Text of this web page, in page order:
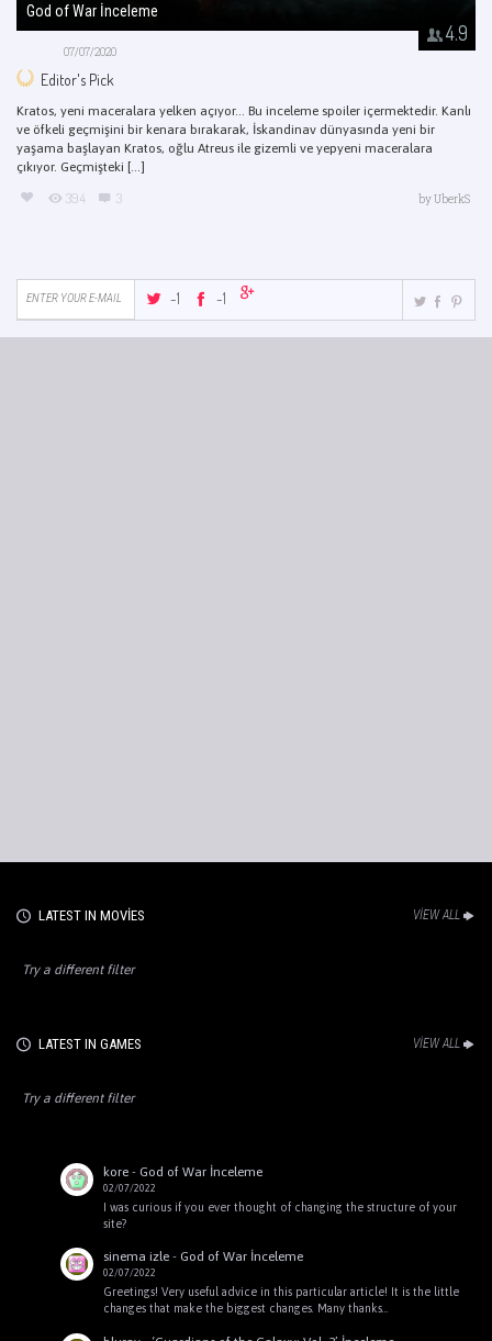
4.9
God of War İnceleme
07/07/2020
Editor's Pick
Kratos, yeni maceralara yelken açıyor… Bu inceleme spoiler içermektedir. Kanlı
ve öfkeli geçmişini bir kenara bırakarak, İskandinav dünyasında yeni bir
yaşama başlayan Kratos, oğlu Atreus ile gizemli ve yepyeni maceralara
çıkıyor. Geçmişteki [...]
394 3 byUberkS
-1 -1
LATEST IN MOVIES VIEW ALL
Try a different filter
LATEST IN GAMES VIEW ALL
Try a different filter
kore - God of War İnceleme
02/07/2022
I was curious if you ever thought of changing the structure of your
site?
sinema izle - God of War İnceleme
02/07/2022
Greetings! Very useful advice in this particular article! It is the little
changes that make the biggest changes. Many thanks…